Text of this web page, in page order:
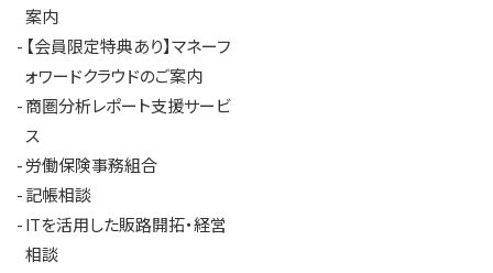
案内
【会員限定特典あり】マネーフ
ォワードクラウドのご案内
商圏分析レポート支援サービ
ス
労働保険事務組合
記帳相談
ITを活用した販路開拓・経営
相談